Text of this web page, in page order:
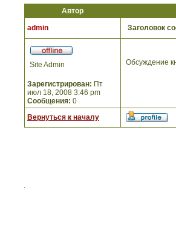
Автор
admin
Заголовок
Site Admin
Зарегистрирован: Пт
июл 18, 2008 3:46 pm
Сообщения: 0
Обсуждение
Вернуться к началу